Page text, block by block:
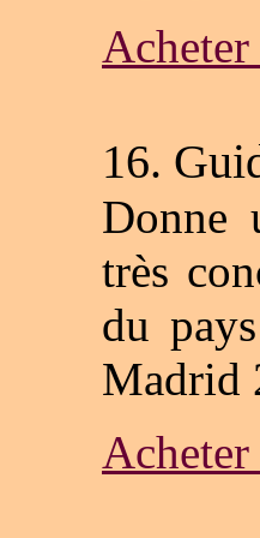
16.
Donne
très
du
Madrid